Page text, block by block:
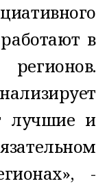
в
лучшие и
-